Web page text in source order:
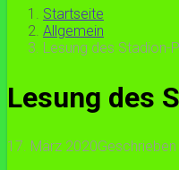
Startseite
Allgemein
Lesung des Stadion-
Lesung des
17. März 2020